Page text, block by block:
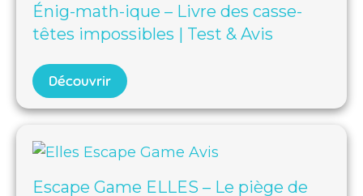
Énig-math-ique – Livre des casse-
têtes impossibles | Test & Avis
Découvrir
Escape Game ELLES – Le piège de